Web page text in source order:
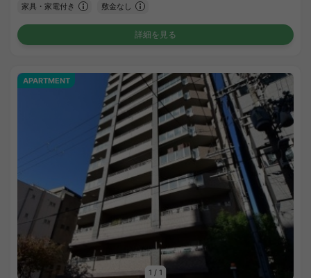
家具・家電付き 敷金なし
詳細を見る
1 / 1
APARTMENT